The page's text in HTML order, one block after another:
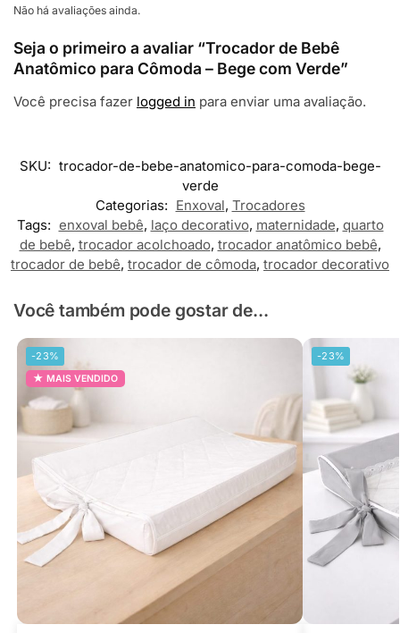
Não há avaliações ainda.
Seja o primeiro a avaliar “Trocador de Bebê
Anatômico para Cômoda – Bege com Verde”
Você precisa fazer logged in para enviar uma avaliação.
SKU: trocador-de-bebe-anatomico-para-comoda-bege-
verde
Categorias: Enxoval, Trocadores
Tags: enxoval bebê, laço decorativo, maternidade, quarto
de bebê, trocador acolchoado, trocador anatômico bebê,
trocador de bebê, trocador de cômoda, trocador decorativo
Você também pode gostar de...
-23%
MAIS VENDIDO
-23%